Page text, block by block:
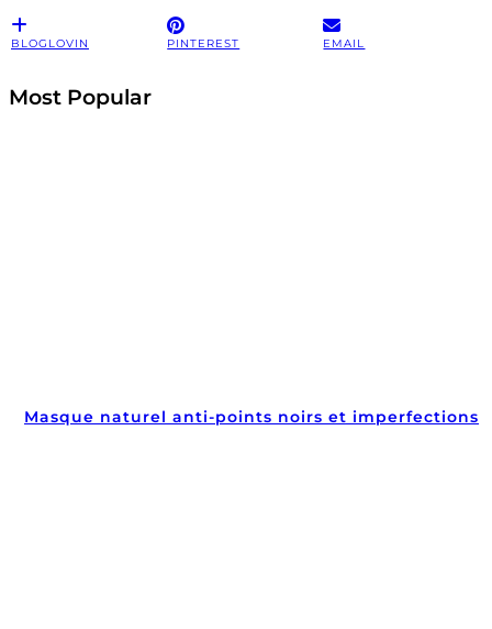
BLOGLOVIN PINTEREST EMAIL
Most Popular
Masque naturel anti-points noirs et imperfections